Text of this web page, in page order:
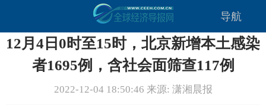
导航
12月4日0时至15时，北京新增本土感染
者1695例，含社会面筛查117例
2022-12-04 18:50:46 来源: 潇湘晨报